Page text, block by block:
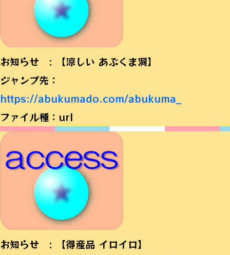
お知らせ : 【涼しい あぶくま洞】
ジャンプ先：
https://abukumado.com/abukuma_
ファイル種：url
お知らせ : 【得産品 イロイロ】